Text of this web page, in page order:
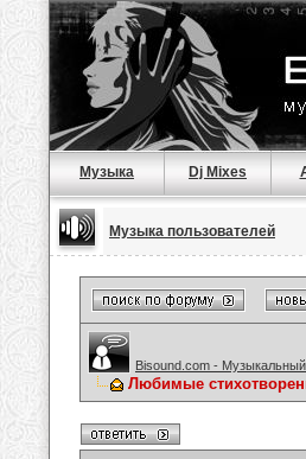
Музыка Dj Mixes
Музыка пользователей
Bisound.com -
Любимые